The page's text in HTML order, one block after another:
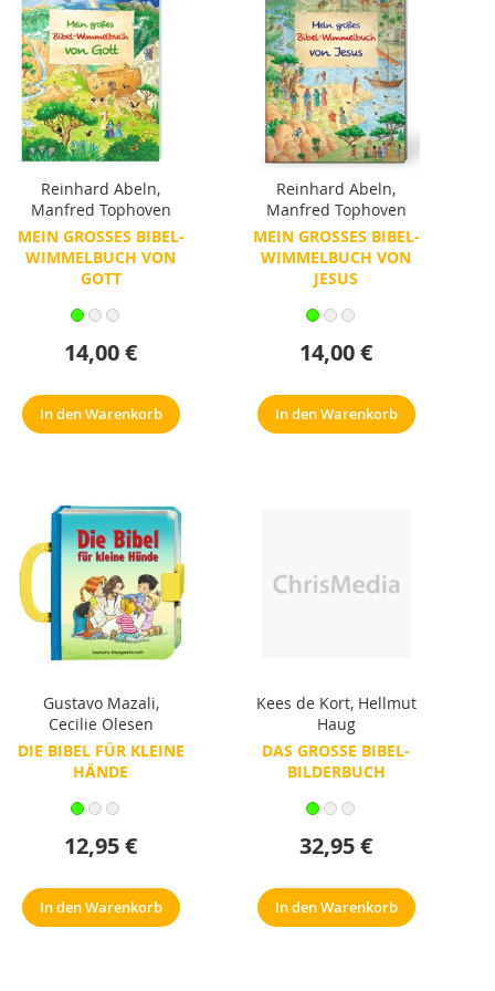
Reinhard Abeln,
Manfred Tophoven
MEIN GROSSES BIBEL-W
IMMELBUCH VON G
OTT
14,00 €
In den Warenkorb
Reinhard Abeln,
Manfred Tophoven
MEIN GROSSES BIBEL-W
IMMELBUCH VON J
ESUS
14,00 €
In den Warenkorb
Gustavo Mazali,
Cecilie Olesen
DIE BIBEL FÜR KLEINE
HÄNDE
12,95 €
In den Warenkorb
Kees de Kort, Hellmut
Haug
DAS GROSSE BIBEL-B
ILDERBUCH
32,95 €
In den Warenkorb